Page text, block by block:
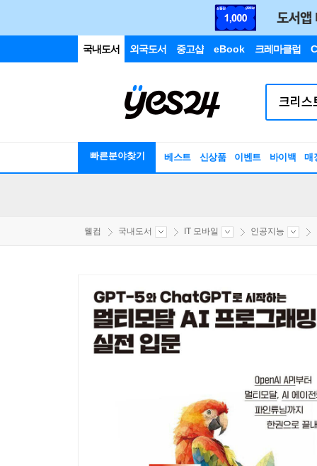
국내도서 외국도서 중고샵 eBook 크레마클럽
빠른분야찾기 베스트 신상품 이벤트 바이백 매
웰컴 국내도서 IT 모바일 인공지능